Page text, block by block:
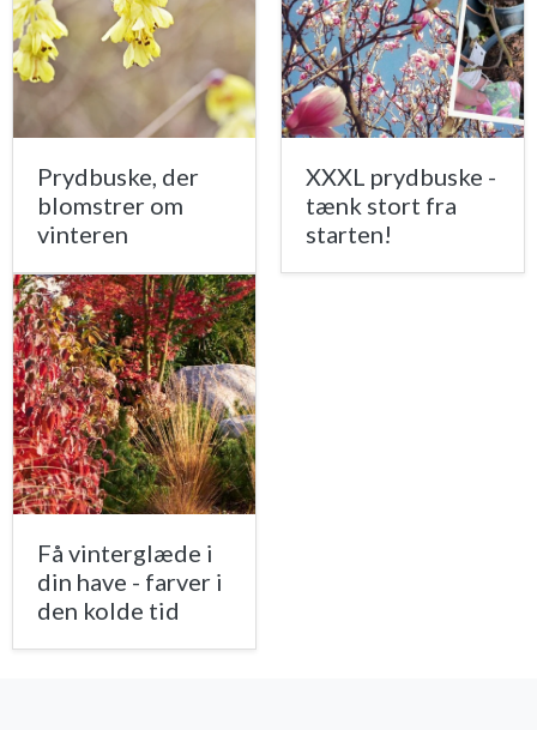
Prydbuske, der
blomstrer om
vinteren
XXXL prydbuske -
tænk stort fra
starten!
Få vinterglæde i
din have - farver i
den kolde tid